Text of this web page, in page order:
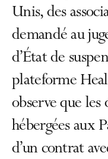
Unis, des
demandé au
d’État de
plateforme
observe que les
hébergées aux
d’un contrat